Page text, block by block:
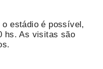
estádio é possível,
hs. As visitas são